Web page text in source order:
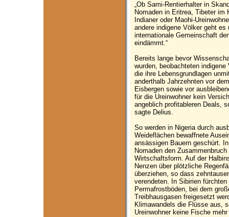
„Ob Sami-Rentierhalter in
Nomaden in Eritrea, Tibeter im
Indianer oder Maohi-
andere indigene Völker geht
internationale Gemeinschaft
eindämmt.“
Bereits lange bevor
wurden, beobachteten
die ihre Lebensgrundlagen
anderthalb Jahrzehnten vor
Eisbergen sowie vor
für die Ureinwohner kein
angeblich profitableren Deals,
sagte Delius.
So werden in Nigeria durch
Weideflächen bewaffnete
ansässigen Bauern geschürt.
Nomaden den
Wirtschaftsform. Auf der
Nenzen über plötzliche
überziehen, so dass
verendeten. In Sibirien
Permafrostböden, bei dem
Treibhausgasen freigesetzt
Klimawandels die Flüsse aus,
Ureinwohner keine Fische